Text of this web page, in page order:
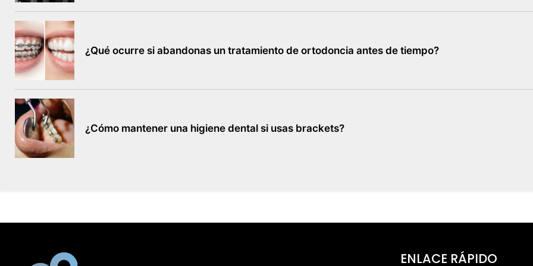
¿Qué ocurre si abandonas un tratamiento de ortodoncia antes de tiempo?
¿Cómo mantener una higiene dental si usas brackets?
ENLACE RÁPIDO